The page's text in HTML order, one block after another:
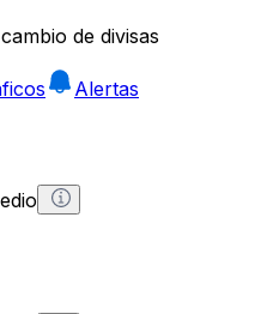
de divisas
Alertas